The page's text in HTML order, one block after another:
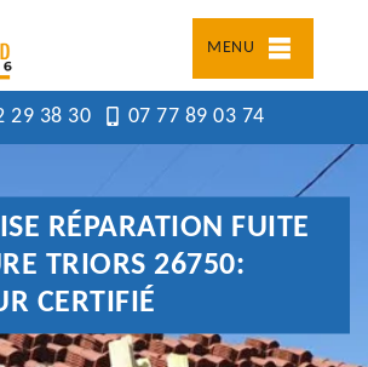
MENU
29 38 30 07 77 89 03 74
RÉPARATION FUITE
TRIORS 26750:
CERTIFIÉ